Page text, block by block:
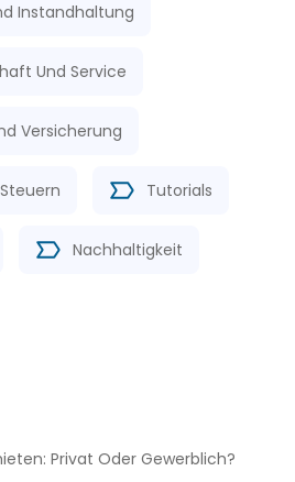
Instandhaltung
Und Service
Versicherung
Tutorials
Nachhaltigkeit
Privat Oder Gewerblich?